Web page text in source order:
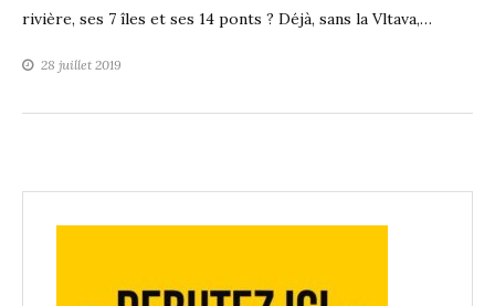
rivière, ses 7 îles et ses 14 ponts ? Déjà, sans la Vltava,…
28 juillet 2019